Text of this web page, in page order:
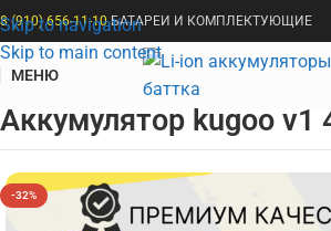
Skip to navigation
Skip to main content
8 (910) 656-11-10БАТАРЕИ И КОМПЛЕКТУЮЩИЕ
МЕНЮ Аккумуляторы для
Аккумулятор kugoo v1
-32%